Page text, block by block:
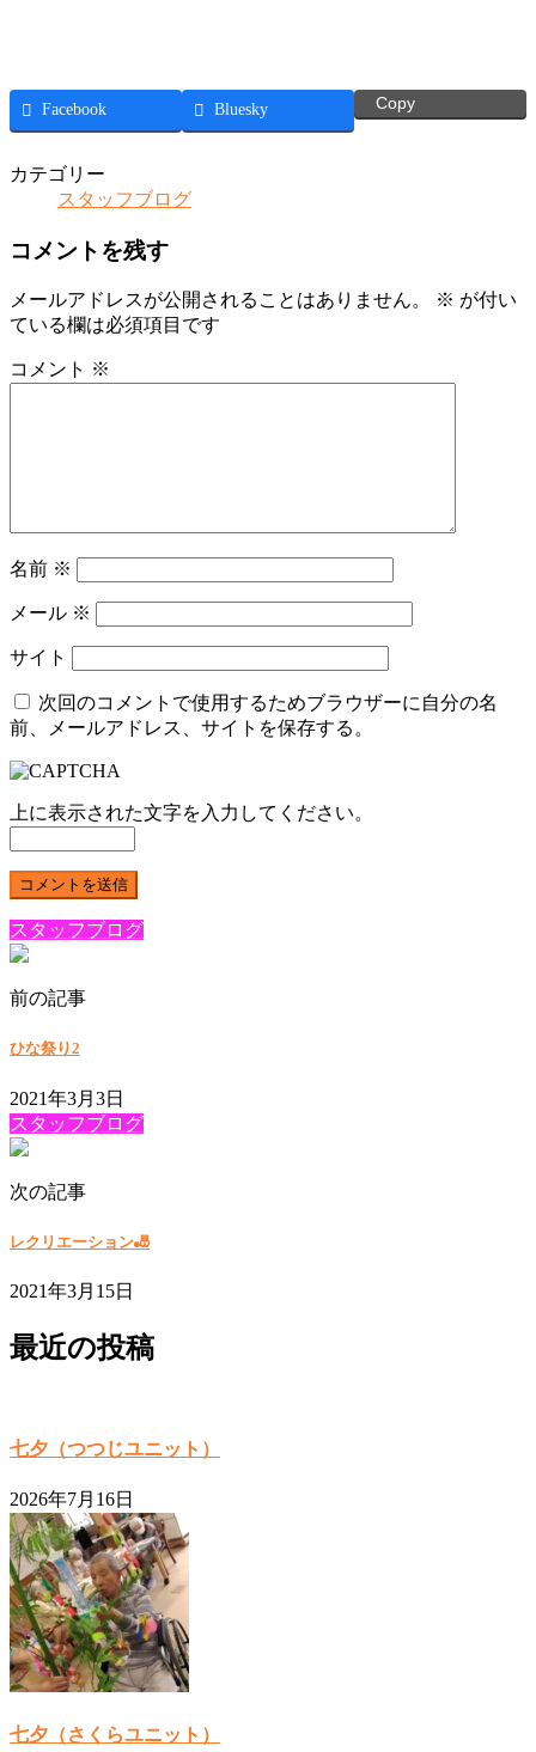
Facebook Bluesky Copy
カテゴリー
スタッフブログ
コメントを残す
メールアドレスが公開されることはありません。 ※ が付い
ている欄は必須項目です
コメント ※
名前 ※
メール ※
サイト
次回のコメントで使用するためブラウザーに自分の名
前、メールアドレス、サイトを保存する。
上に表示された文字を入力してください。
スタッフブログ
前の記事
ひな祭り2
2021年3月3日
スタッフブログ
次の記事
レクリエーション🎳
2021年3月15日
最近の投稿
七夕（つつじユニット）
2026年7月16日
七夕（さくらユニット）